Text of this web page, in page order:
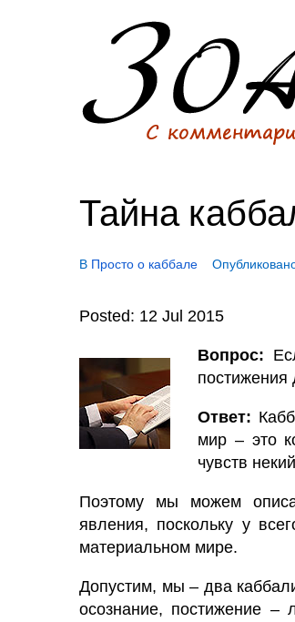
Тайна
В Просто о каббале
Posted: 12 Jul 2015
Вопрос:
постижения
Ответ:
мир – это
чувств
Поэтому мы можем
явления, поскольку у
материальном мире.
Допустим, мы – два
осознание, постижение